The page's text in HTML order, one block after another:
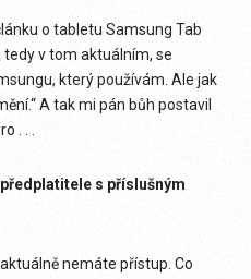
o tabletu Samsung Tab
tedy v tom aktuálním, se
který používám. Ale jak
A tak mi pán bůh postavil
. . .
s příslušným
nemáte přístup. Co